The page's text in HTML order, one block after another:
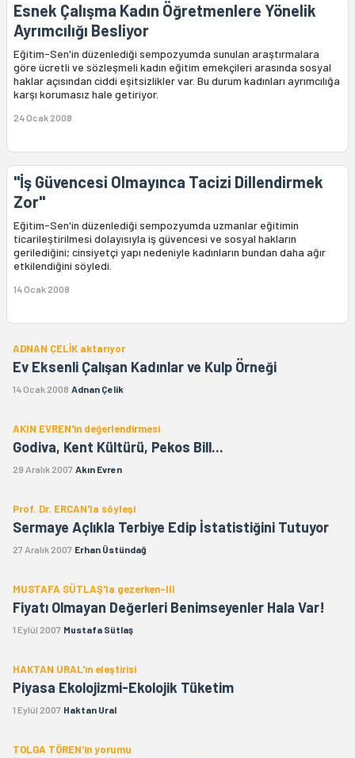
Esnek Çalışma Kadın Öğretmenlere Yönelik
Ayrımcılığı Besliyor
Eğitim-Sen'in düzenlediği sempozyumda sunulan araştırmalara
göre ücretli ve sözleşmeli kadın eğitim emekçileri arasında sosyal
haklar açısından ciddi eşitsizlikler var. Bu durum kadınları ayrımcılığa
karşı korumasız hale getiriyor.
24 Ocak 2008
"İş Güvencesi Olmayınca Tacizi Dillendirmek
Zor"
Eğitim-Sen'in düzenlediği sempozyumda uzmanlar eğitimin
ticarileştirilmesi dolayısıyla iş güvencesi ve sosyal hakların
gerilediğini; cinsiyetçi yapı nedeniyle kadınların bundan daha ağır
etkilendiğini söyledi.
14 Ocak 2008
ADNAN ÇELİK aktarıyor
Ev Eksenli Çalışan Kadınlar ve Kulp Örneği
14 Ocak 2008 Adnan Çelik
AKIN EVREN'in değerlendirmesi
Godiva, Kent Kültürü, Pekos Bill...
29 Aralık 2007 Akın Evren
Prof. Dr. ERCAN'la söyleşi
Sermaye Açlıkla Terbiye Edip İstatistiğini Tutuyor
27 Aralık 2007 Erhan Üstündağ
MUSTAFA SÜTLAŞ'la gezerken-III
Fiyatı Olmayan Değerleri Benimseyenler Hala Var!
1 Eylül 2007 Mustafa Sütlaş
HAKTAN URAL'ın eleştirisi
Piyasa Ekolojizmi-Ekolojik Tüketim
1 Eylül 2007 Haktan Ural
TOLGA TÖREN'in yorumu